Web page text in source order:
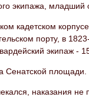
экипажа, младший
кадетском
порту, в
экипаж -
Сенатской площади.
наказания не